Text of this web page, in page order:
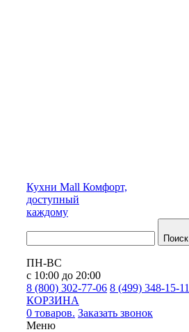
Кухни Mall Комфорт,
доступный
каждому
Поиск
ПН-ВС
с 10:00 до 20:00
8 (800) 302-77-06 8 (499) 348-15-11
КОРЗИНА
0 товаров. Заказать звонок
Меню